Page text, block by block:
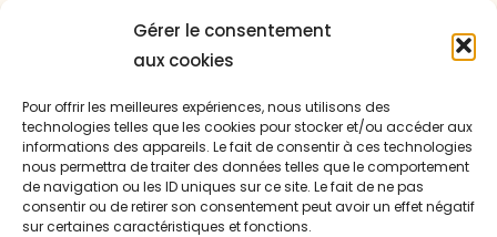
Gérer le consentement
aux cookies
Pour offrir les meilleures expériences, nous utilisons des
technologies telles que les cookies pour stocker et/ou accéder aux
informations des appareils. Le fait de consentir à ces technologies
nous permettra de traiter des données telles que le comportement
de navigation ou les ID uniques sur ce site. Le fait de ne pas
consentir ou de retirer son consentement peut avoir un effet négatif
sur certaines caractéristiques et fonctions.
candidats : bonheur !
Infos sur Tantôt
Sélection de créations